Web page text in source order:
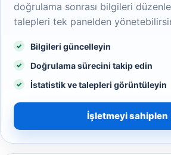
doğrulama sonrası bilgileri
talepleri tek panelden
Bilgileri güncelleyin
Doğrulama sürecini takip edin
İstatistik ve talepleri görüntüleyin
İşletmeyi sahiplen